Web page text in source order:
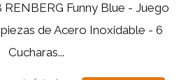
RENBERG Funny Blue - Juego
de Acero Inoxidable - 6
Cucharas...